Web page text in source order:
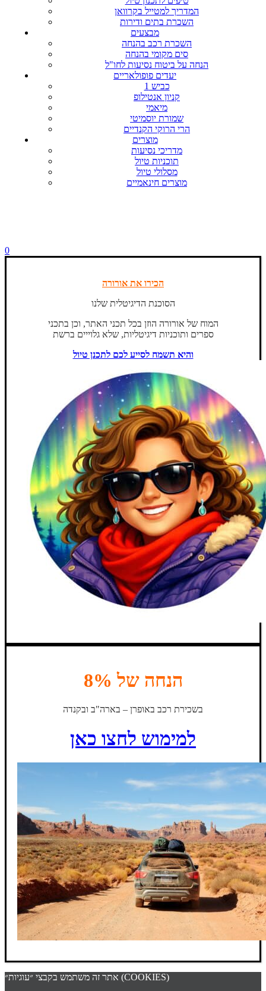
המדריך למטייל בקרוואן
השכרת בתים ודירות
מבצעים
השכרת רכב בהנחה
סים מקומי בהנחה
הנחה על ביטוח נסיעות לחו"ל
יעדים פופולאריים
כביש 1
קניון אנטילופ
מיאמי
שמורת יוסמיטי
הרי הרוקי הקנדיים
מוצרים
מדריכי נסיעות
תוכניות טיול
מסלולי טיול
מוצרים חינאמיים
0
הכירו את אורורה
הסוכנת הדיגיטלית שלנו
המוח של אורורה הוזן בכל תכני האתר, וכן בתכני
ספרים ותוכניות דיגיטליות, שלא גלוייים ברשת
והיא תשמח לסייע לכם לתכנן טיול
הנחה של 8%
בשכירת רכב באופרן – בארה"ב ובקנדה
למימוש לחצו כאן
אתר זה משתמש בקבצי ״עוגיות״ (COOKIES)